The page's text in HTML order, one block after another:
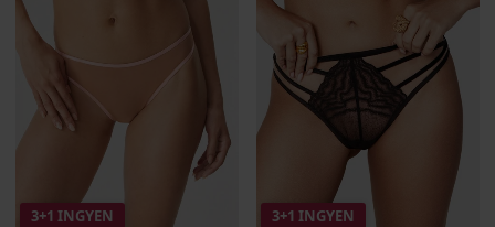
3+1 INGYEN
3+1 INGYEN